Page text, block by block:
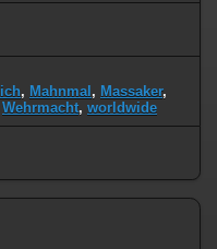
, Mahnmal , Massaker,
Wehrmacht, worldwide